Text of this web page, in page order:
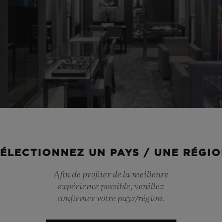
UN PAYS / UNE
Afin de profiter de la meilleure
expérience possible, veuillez
confirmer votre pays/région.